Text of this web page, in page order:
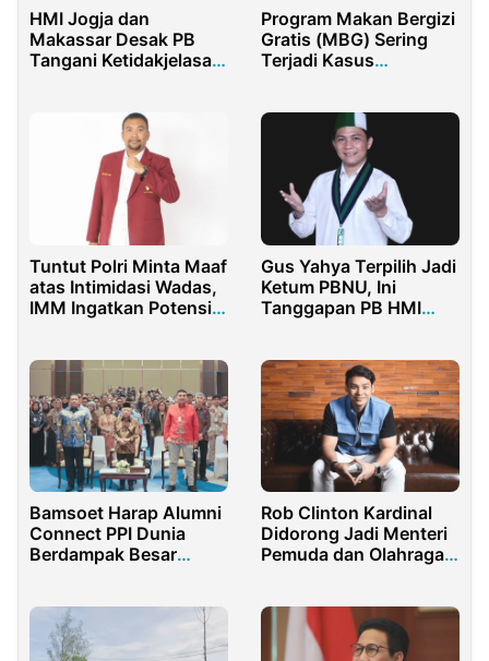
HMI Jogja dan
Makassar Desak PB
Tangani Ketidakjelasan
Program Makan Bergizi
Gratis (MBG) Sering
Terjadi Kasus
Tuntut Polri Minta Maaf
atas Intimidasi Wadas,
IMM Ingatkan Potensi
Gus Yahya Terpilih Jadi
Ketum PBNU, Ini
Tanggapan PB HMI
Bamsoet Harap Alumni
Connect PPI Dunia
Berdampak Besar
Rob Clinton Kardinal
Didorong Jadi Menteri
Pemuda dan Olahraga